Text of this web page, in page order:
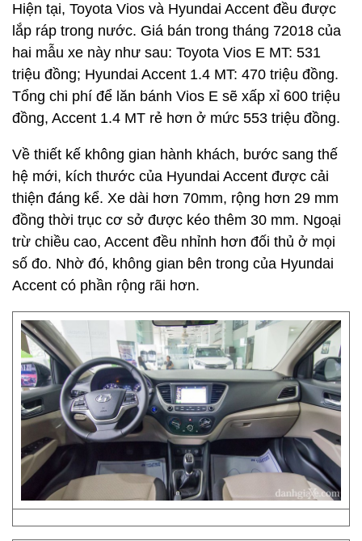
Hiện tại, Toyota Vios và Hyundai Accent đều được
lắp ráp trong nước. Giá bán trong tháng 72018 của
hai mẫu xe này như sau: Toyota Vios E MT: 531
triệu đồng; Hyundai Accent 1.4 MT: 470 triệu đồng.
Tổng chi phí để lăn bánh Vios E sẽ xấp xỉ 600 triệu
đồng, Accent 1.4 MT rẻ hơn ở mức 553 triệu đồng.
Về thiết kế không gian hành khách, bước sang thế
hệ mới, kích thước của Hyundai Accent được cải
thiện đáng kể. Xe dài hơn 70mm, rộng hơn 29 mm
đồng thời trục cơ sở được kéo thêm 30 mm. Ngoại
trừ chiều cao, Accent đều nhỉnh hơn đối thủ ở mọi
số đo. Nhờ đó, không gian bên trong của Hyundai
Accent có phần rộng rãi hơn.